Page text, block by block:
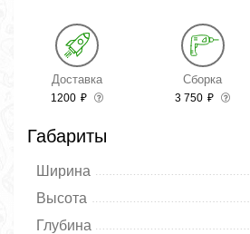
Доставка
1200 ₽
Сборка
3 750 ₽
Габариты
Ширина
Высота
Глубина